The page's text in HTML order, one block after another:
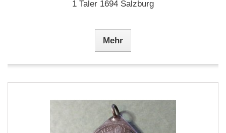
1 Taler 1694 Salzburg
Mehr